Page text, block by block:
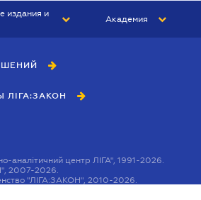
издания и
Академия
ЛІГА:ЗАКОН
аналітичний центр ЛІГА", 1991-2026.
2007-2026.
"ЛІГА:ЗАКОН", 2010-2026.